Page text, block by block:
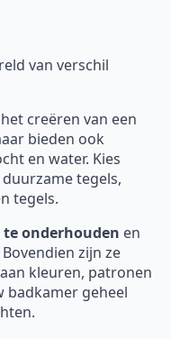
van verschil
creëren van een
bieden ook
en water. Kies
tegels,
tegels.
onderhouden en
Bovendien zijn ze
kleuren, patronen
badkamer geheel